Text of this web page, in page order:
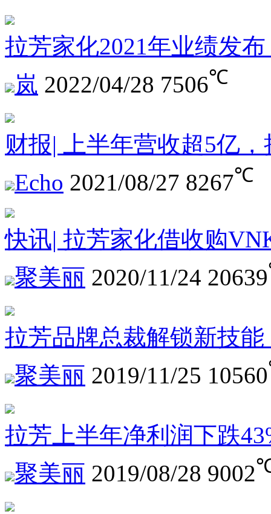
拉芳家化2021年业绩发
岚 2022/04/28 7506℃
财报| 上半年营收超5亿
Echo 2021/08/27 8267℃
快讯| 拉芳家化借收购
聚美丽 2020/11/24 20639
拉芳品牌总裁解锁新技
聚美丽 2019/11/25 10560
拉芳上半年净利润下跌
聚美丽 2019/08/28 9002